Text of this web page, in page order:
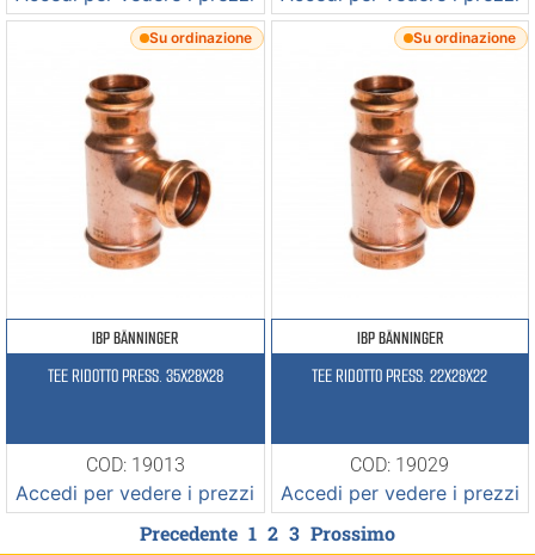
Su ordinazione
IBP BÄNNINGER
TEE RIDOTTO PRESS. 35X28X28
COD: 19013
Accedi per vedere i prezzi
Su ordinazione
IBP BÄNNINGER
TEE RIDOTTO PRESS. 22X28X22
COD: 19029
Accedi per vedere i prezzi
Precedente 1 2 3 Prossimo